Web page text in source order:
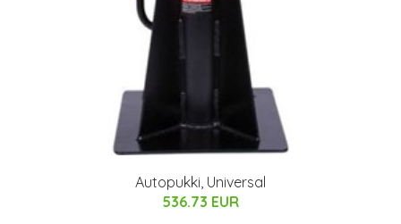
Autopukki, Universal
536.73 EUR